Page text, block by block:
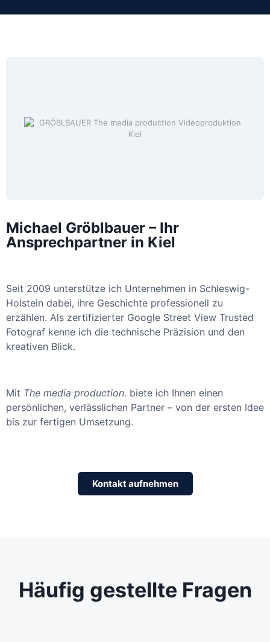
Michael Gröblbauer – Ihr
Ansprechpartner in Kiel
Seit 2009 unterstütze ich Unternehmen in Schleswig-
Holstein dabei, ihre Geschichte professionell zu
erzählen. Als zertifizierter Google Street View Trusted
Fotograf kenne ich die technische Präzision und den
kreativen Blick.
Mit The media production. biete ich Ihnen einen
persönlichen, verlässlichen Partner – von der ersten Idee
bis zur fertigen Umsetzung.
Kontakt aufnehmen
Häufig gestellte Fragen